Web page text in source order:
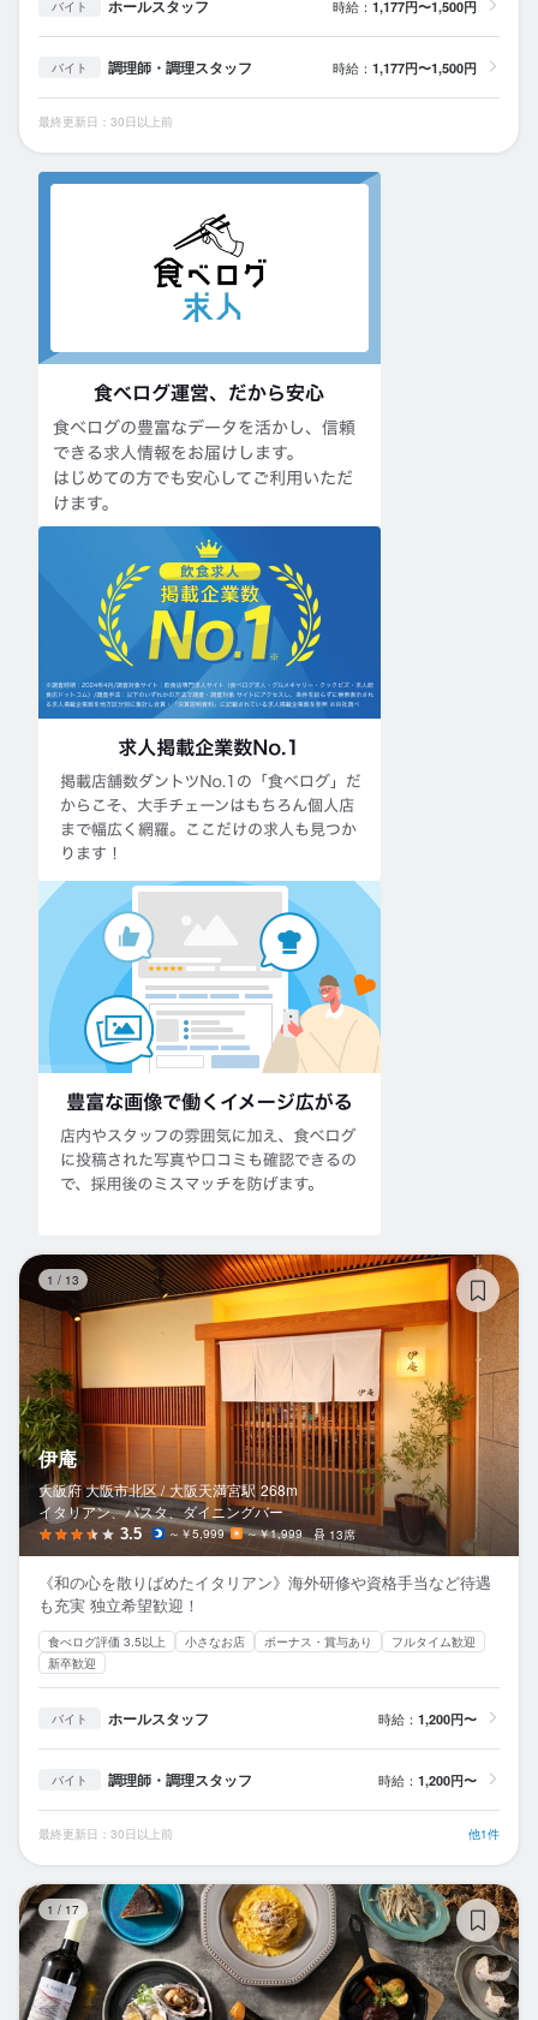
バイト ホールスタッフ 時給： 1,177円〜1,500円
バイト 調理師・調理スタッフ 時給： 1,177円〜1,500円
最終更新日：30日以上前
1 / 13
伊庵
大阪府 大阪市北区 / 大阪天満宮駅 268m
イタリアン、パスタ、ダイニングバー
3.5 ～￥5,999 ～￥1,999 13席
《和の心を散りばめたイタリアン》海外研修や資格手当など待遇
も充実 独立希望歓迎！
食べログ評価 3.5以上 小さなお店 ボーナス・賞与あり
フルタイム歓迎
新卒歓迎
バイト ホールスタッフ 時給： 1,200円〜
バイト 調理師・調理スタッフ 時給： 1,200円〜
最終更新日：30日以上前 他1件
1 / 17